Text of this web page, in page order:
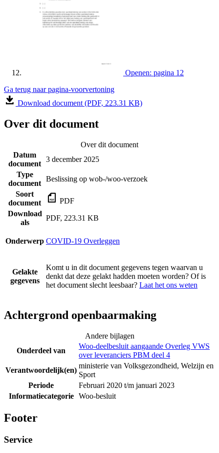
Openen: pagina 12
Ga terug naar pagina-voorvertoning
Download document (PDF, 223.31 KB)
Over dit document
Over dit document
Datum
document
3 december 2025
Type
document
Beslissing op wob-/woo-verzoek
Soort
document
PDF
Download
als
PDF, 223.31 KB
Onderwerp COVID-19 Overleggen
Gelakte
gegevens
Komt u in dit document gegevens tegen waarvan u
denkt dat deze gelakt hadden moeten worden? Of is
het document slecht leesbaar? Laat het ons weten
Achtergrond openbaarmaking
Andere bijlagen
Onderdeel van
Woo-deelbesluit aangaande Overleg VWS
over leveranciers PBM deel 4
Verantwoordelijk(en)
ministerie van Volksgezondheid, Welzijn en
Sport
Periode
Februari 2020 t/m januari 2023
Informatiecategorie
Woo-besluit
Footer
Service